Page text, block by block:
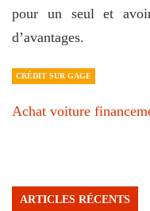
pour un seul et
d’avantages.
CRÉDIT SUR GAGE
Achat voiture
ARTICLES RÉCENTS